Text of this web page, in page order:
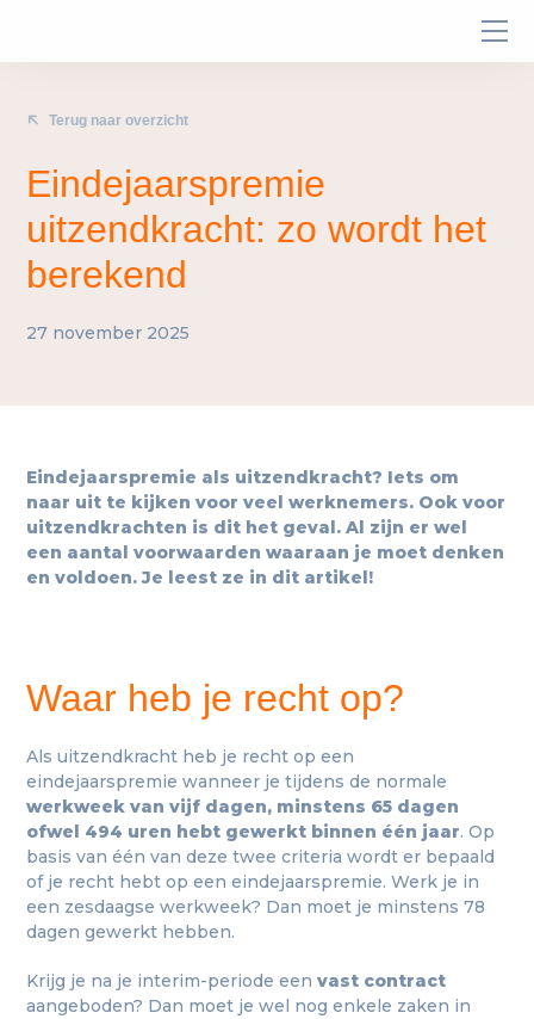
Terug naar overzicht
Eindejaarspremie
uitzendkracht: zo wordt het
berekend
27 november 2025
Eindejaarspremie als uitzendkracht? Iets om
naar uit te kijken voor veel werknemers. Ook voor
uitzendkrachten is dit het geval. Al zijn er wel
een aantal voorwaarden waaraan je moet denken
en voldoen. Je leest ze in dit artikel!
Waar heb je recht op?
Als uitzendkracht heb je recht op een
eindejaarspremie wanneer je tijdens de normale
werkweek van vijf dagen, minstens 65 dagen
ofwel 494 uren hebt gewerkt binnen één jaar. Op
basis van één van deze twee criteria wordt er bepaald
of je recht hebt op een eindejaarspremie. Werk je in
een zesdaagse werkweek? Dan moet je minstens 78
dagen gewerkt hebben.
Krijg je na je interim-periode eenvast contract
aangeboden? Dan moet je wel nog enkele zaken in